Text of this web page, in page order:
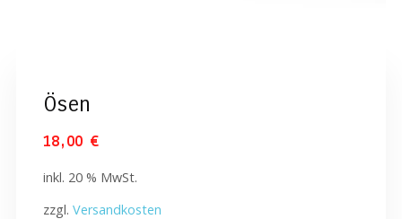
Ösen
18,00 €
inkl. 20 % MwSt.
zzgl. Versandkosten